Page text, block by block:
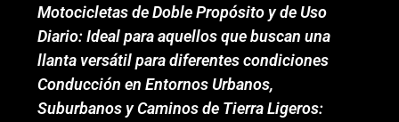
Motocicletas de Doble Propósito y de Uso
Diario: Ideal para aquellos que buscan una
llanta versátil para diferentes condiciones
Conducción en Entornos Urbanos,
Suburbanos y Caminos de Tierra Ligeros: